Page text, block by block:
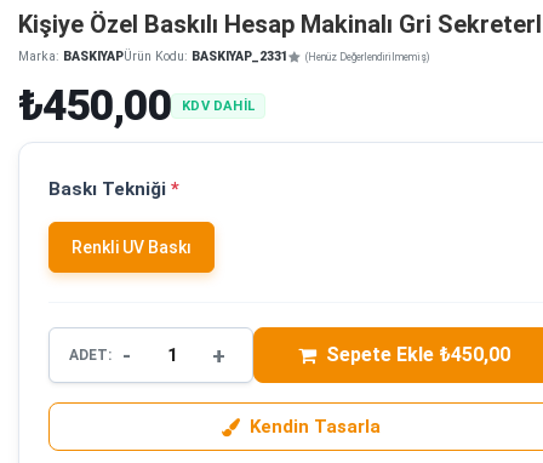
Kişiye Özel Baskılı Hesap Makinalı Gri
Marka: BASKIYAPÜrün Kodu: BASKIYAP_2331 (Henüz Değerlendirilmemiş)
₺450,00 KDV DAHİL
Baskı Tekniği *
Renkli UV Baskı
ADET: - + Sepete Ekle ₺450,00
Kendin Tasarla